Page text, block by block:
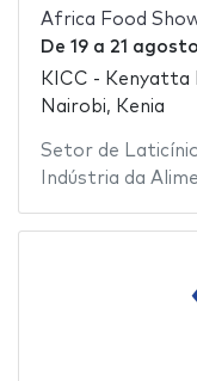
Africa Food
De 19a 21
KICC -
Nairobi, Kenia
Setor de
Indústria da